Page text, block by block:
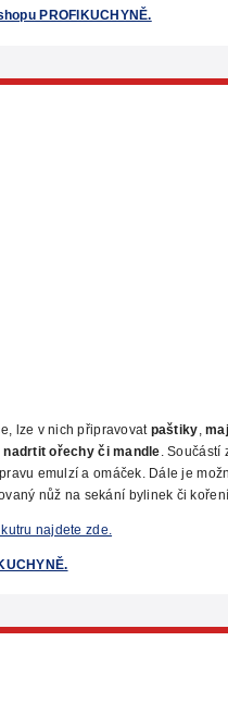
PROFIKUCHYNĚ.
lze v nich připravovat paštiky ,
nadrtit ořechy či mandle .
emulzí a omáček. Dále je
nůž na sekání bylinek či koření.
najdete zde.